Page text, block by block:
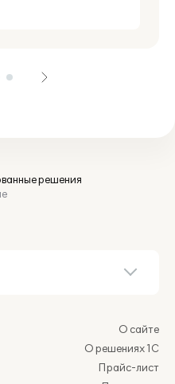
СМР и
решения
О сайте
О решениях 1С
Прайс-лист